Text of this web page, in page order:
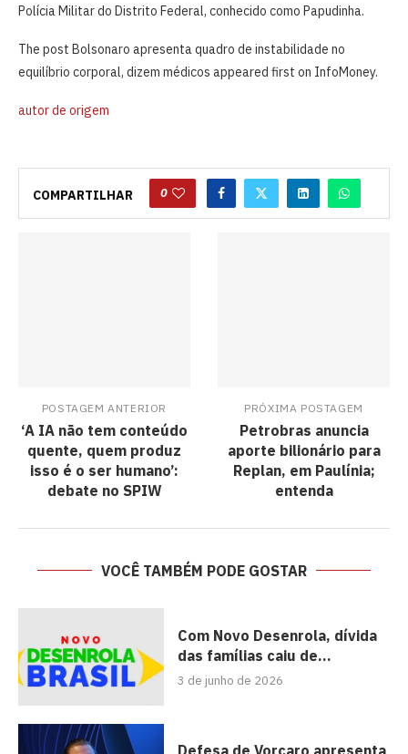
Polícia Militar do Distrito Federal, conhecido como Papudinha.
The post Bolsonaro apresenta quadro de instabilidade no
equilíbrio corporal, dizem médicos appeared first on InfoMoney.
autor de origem
COMPARTILHAR 0
POSTAGEM ANTERIOR
‘A IA não tem conteúdo
quente, quem produz
isso é o ser humano’:
debate no SPIW
PRÓXIMA POSTAGEM
Petrobras anuncia
aporte bilionário para
Replan, em Paulínia;
entenda
VOCÊ TAMBÉM PODE GOSTAR
Com Novo Desenrola, dívida
das famílias caiu de...
3 de junho de 2026